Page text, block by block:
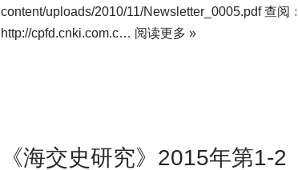
content/uploads/2010/11/Newsletter_0005.pdf 查阅﹕
http://cpfd.cnki.com.c… 阅读更多 »
《海交史研究》2015年第1-2